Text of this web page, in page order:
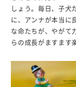
しょう。毎日、子犬
に、アンナが本当に
な命たちが、やがて
らの成長がますます